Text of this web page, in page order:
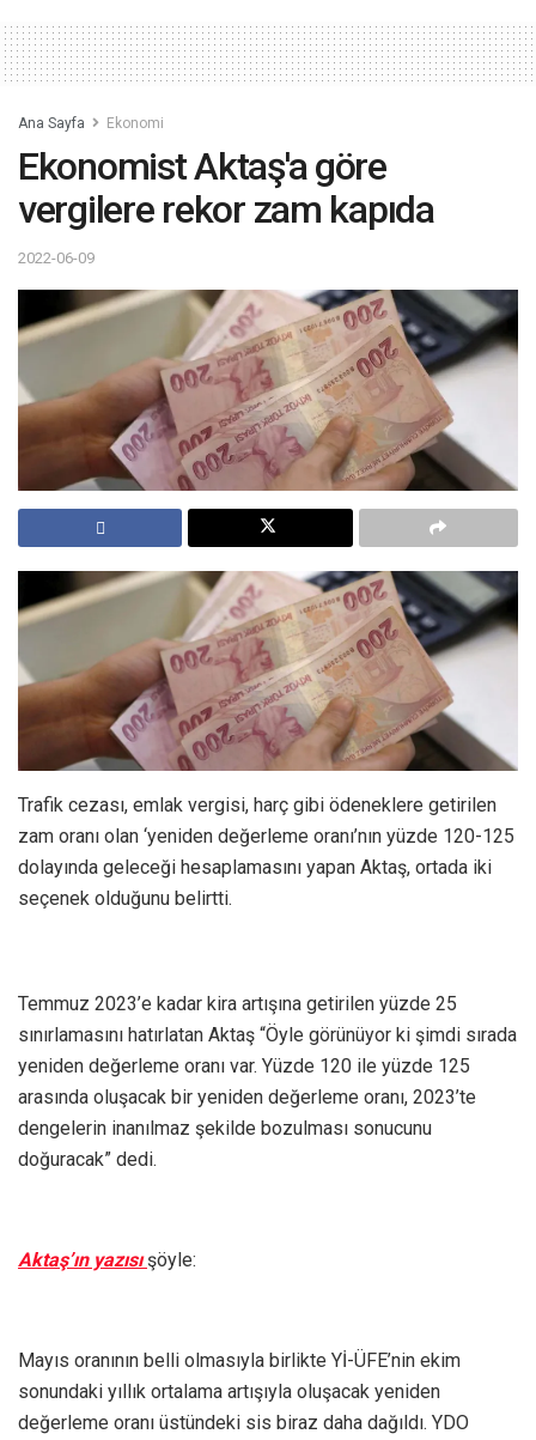
Ana Sayfa Ekonomi
Ekonomist Aktaş'a göre
vergilere rekor zam kapıda
2022-06-09
Trafik cezası, emlak vergisi, harç gibi ödeneklere getirilen
zam oranı olan ‘yeniden değerleme oranı’nın yüzde 120-125
dolayında geleceği hesaplamasını yapan Aktaş, ortada iki
seçenek olduğunu belirtti.
Temmuz 2023’e kadar kira artışına getirilen yüzde 25
sınırlamasını hatırlatan Aktaş “Öyle görünüyor ki şimdi sırada
yeniden değerleme oranı var. Yüzde 120 ile yüzde 125
arasında oluşacak bir yeniden değerleme oranı, 2023’te
dengelerin inanılmaz şekilde bozulması sonucunu
doğuracak” dedi.
Aktaş’ın yazısışöyle:
Mayıs oranının belli olmasıyla birlikte Yİ-ÜFE’nin ekim
sonundaki yıllık ortalama artışıyla oluşacak yeniden
değerleme oranı üstündeki sis biraz daha dağıldı. YDO